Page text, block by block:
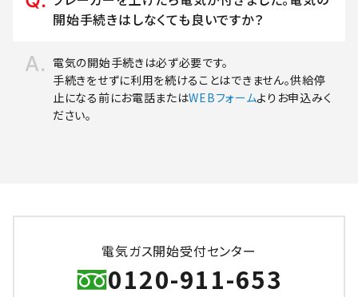
開始手続きはしなくても良いですか？
電気の開始手続きは必ず必要です。
手続きをせずに利用を続けることはできません。供給停
止になる前にお電話またはWEBフォームよりお申込みく
ださい。
電気ガス開始受付センター
0120-911-653